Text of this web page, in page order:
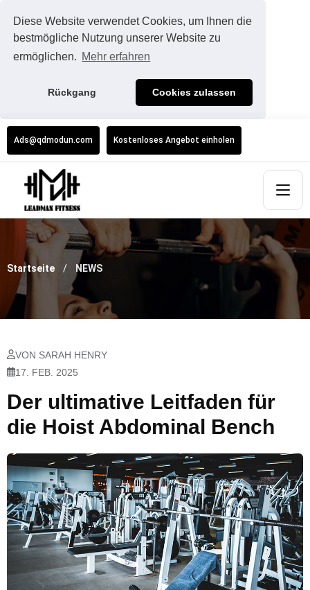
Diese Website verwendet Cookies, um Ihnen die
bestmögliche Nutzung unserer Website zu
ermöglichen. Mehr erfahren
Rückgang Cookies zulassen
Ads@qdmodun.com Kostenloses Angebot einholen
Startseite NEWS
VON SARAH HENRY
17. FEB. 2025
Der ultimative Leitfaden für
die Hoist Abdominal Bench